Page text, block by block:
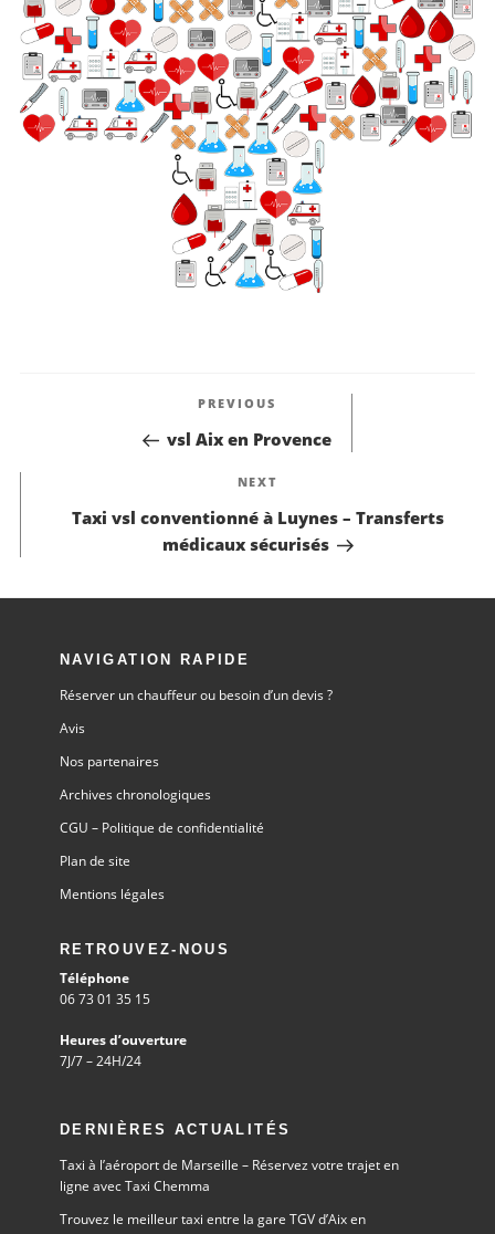
Previous
PREVIOUS
vsl Aix en Provence
Next
NEXT
Taxi vsl conventionné à Luynes – Transferts
médicaux sécurisés
NAVIGATION RAPIDE
Réserver un chauffeur ou besoin d’un devis ?
Avis
Nos partenaires
Archives chronologiques
CGU – Politique de confidentialité
Plan de site
Mentions légales
RETROUVEZ-NOUS
Téléphone
06 73 01 35 15
Heures d’ouverture
7J/7 – 24H/24
DERNIÈRES ACTUALITÉS
Taxi à l’aéroport de Marseille – Réservez votre trajet en
ligne avec Taxi Chemma
Trouvez le meilleur taxi entre la gare TGV d’Aix en